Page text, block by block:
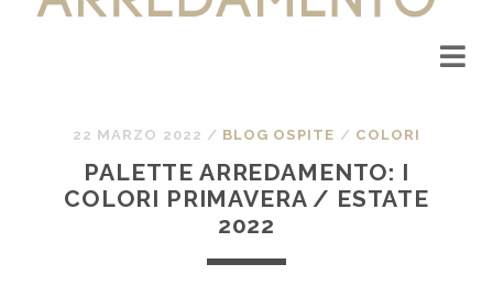
22 MARZO 2022 / BLOG OSPITE / COLORI
PALETTE ARREDAMENTO: I
COLORI PRIMAVERA / ESTATE
2022